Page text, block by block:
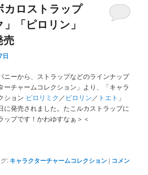
カロストラップ
」「ピロリン」
売
日
ニーから、ストラップなどのラインナップ
ーチャームコレクション」より、「キャラ
ション ピロリミク ／ ピロリン／ トエト 」
に発売されました。たこルカストラップに
ップです！かわゆすなぁ＞＜
: キャラクターチャームコレクション | コメン